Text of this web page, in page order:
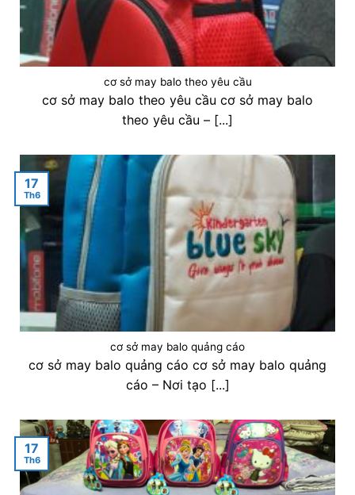
cơ sở may balo theo yêu cầu
cơ sở may balo theo yêu cầu cơ sở may balo
theo yêu cầu – [...]
cơ sở may balo quảng cáo
cơ sở may balo quảng cáo cơ sở may balo quảng
cáo – Nơi tạo [...]
17
Th6
17
Th6